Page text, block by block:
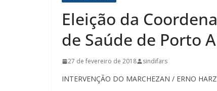
Eleição da
de Saúde de Porto
27 de fevereiro de 2018 sindifars
INTERVENÇÃO DO MARCHEZAN / ERNO